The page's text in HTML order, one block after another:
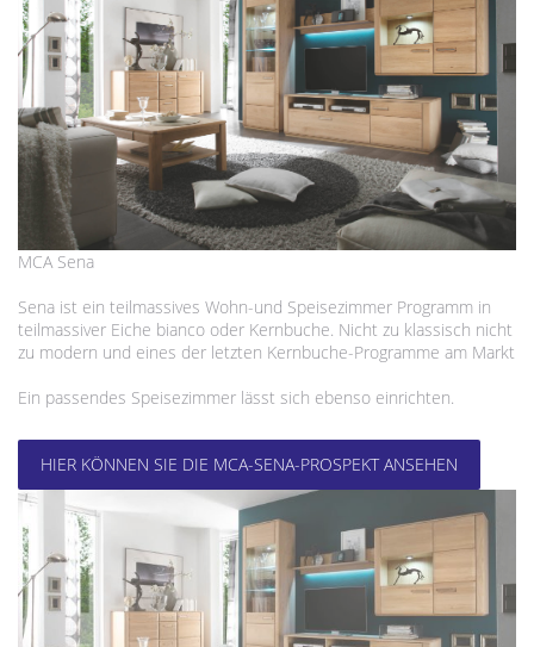
MCA Sena
Sena ist ein teilmassives Wohn-und Speisezimmer Programm in
teilmassiver Eiche bianco oder Kernbuche. Nicht zu klassisch nicht
zu modern und eines der letzten Kernbuche-Programme am Markt
Ein passendes Speisezimmer lässt sich ebenso einrichten.
HIER KÖNNEN SIE DIE MCA-SENA-PROSPEKT ANSEHEN